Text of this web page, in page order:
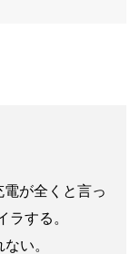
が全くと言っ
ラする。
い。